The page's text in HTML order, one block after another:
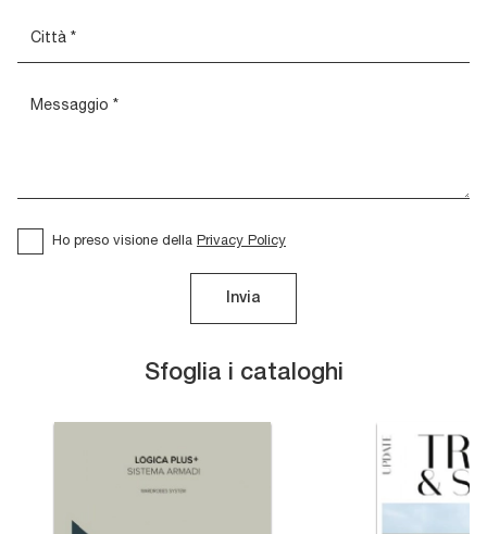
Sfoglia i cataloghi
Ho preso visione della Privacy Policy
Invia